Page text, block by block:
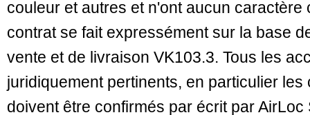
couleur et autres et n'ont aucun
contrat se fait expressément sur la base
vente et de livraison VK103.3. Tous les
juridiquement pertinents, en particulier
doivent être confirmés par écrit par